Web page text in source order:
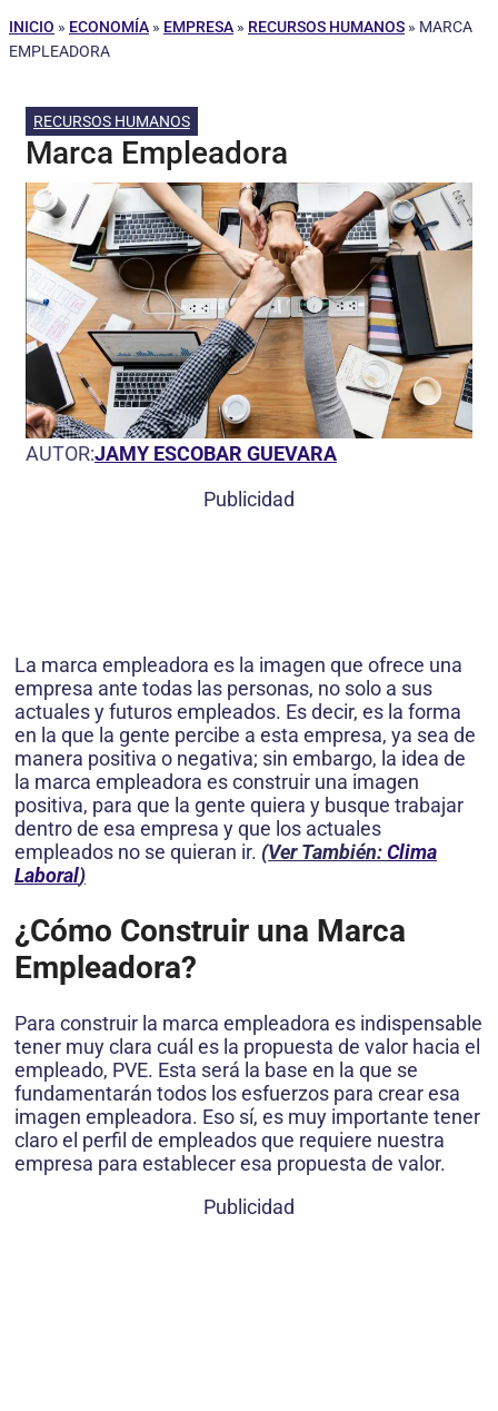
INICIO » ECONOMÍA » EMPRESA » RECURSOS HUMANOS » MARCA
EMPLEADORA
RECURSOS HUMANOS
Marca Empleadora
AUTOR:JAMY ESCOBAR GUEVARA
Publicidad
La marca empleadora es la imagen que ofrece una
empresa ante todas las personas, no solo a sus
actuales y futuros empleados. Es decir, es la forma
en la que la gente percibe a esta empresa, ya sea de
manera positiva o negativa; sin embargo, la idea de
la marca empleadora es construir una imagen
positiva, para que la gente quiera y busque trabajar
dentro de esa empresa y que los actuales
empleados no se quieran ir. (Ver También:Clima
Laboral)
¿Cómo Construir una Marca
Empleadora?
Para construir la marca empleadora es indispensable
tener muy clara cuál es la propuesta de valor hacia el
empleado, PVE. Esta será la base en la que se
fundamentarán todos los esfuerzos para crear esa
imagen empleadora. Eso sí, es muy importante tener
claro el perfil de empleados que requiere nuestra
empresa para establecer esa propuesta de valor.
Publicidad